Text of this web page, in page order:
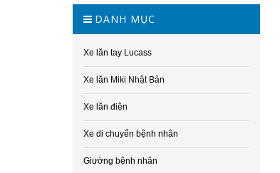
DANH MỤC
Xe lăn tay Lucass
Xe lăn Miki Nhật Bản
Xe lăn điện
Xe di chuyển bệnh nhân
Giường bệnh nhân